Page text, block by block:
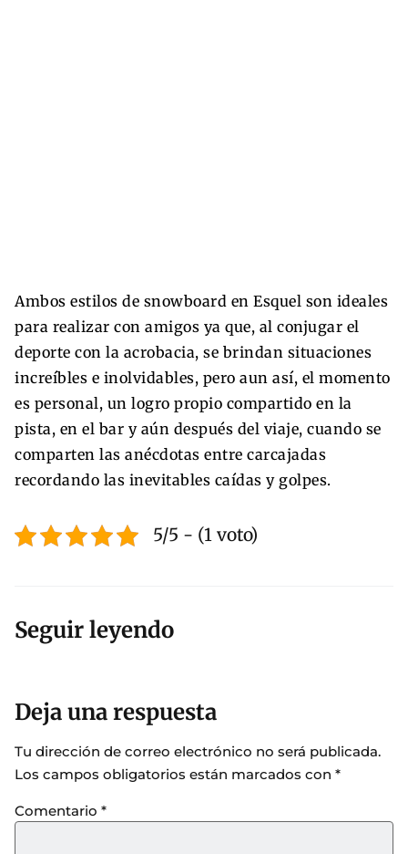
Ambos estilos de snowboard en Esquel son ideales
para realizar con amigos ya que, al conjugar el
deporte con la acrobacia, se brindan situaciones
increíbles e inolvidables, pero aun así, el momento
es personal, un logro propio compartido en la
pista, en el bar y aún después del viaje, cuando se
comparten las anécdotas entre carcajadas
recordando las inevitables caídas y golpes.
5/5 - (1 voto)
Seguir leyendo
Deja una respuesta
Tu dirección de correo electrónico no será publicada.
Los campos obligatorios están marcados con *
Comentario *